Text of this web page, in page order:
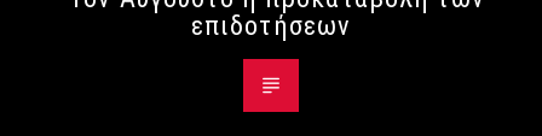
επιδοτήσεων